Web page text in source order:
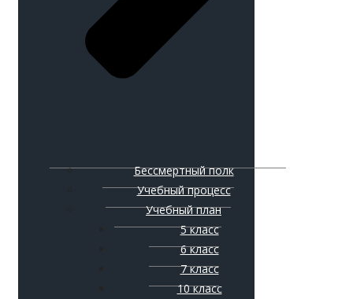
Бессмертный полк
Учебный процесс
Учебный план
5 класс
6 класс
7 класс
10 класс